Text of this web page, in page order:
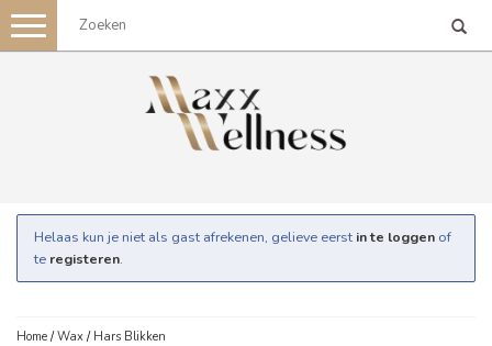
Toggle
navigation
Helaas kun je niet als gast afrekenen, gelieve eerst in te loggen of
te registeren.
Home /Wax / Hars Blikken